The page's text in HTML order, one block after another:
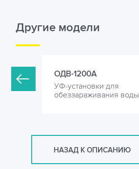
Другие модели
ОДВ-1200А
УФ-установки для
обеззараживания воды
НАЗАД К ОПИСАНИЮ